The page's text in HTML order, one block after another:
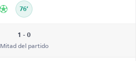
76’
1 - 0
Mitad del partido